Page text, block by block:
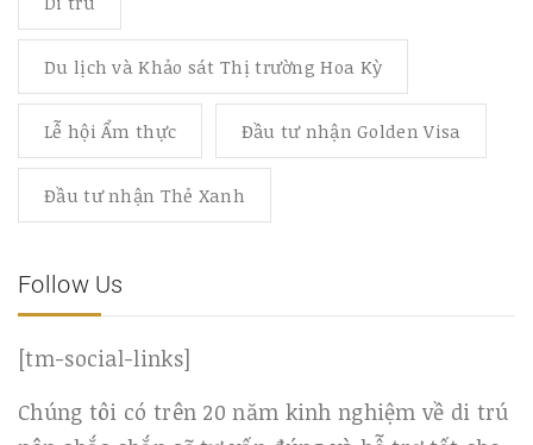
Du lịch và Khảo sát Thị trường Hoa Kỳ
Lễ hội Ẩm thực Đầu tư nhận Golden Visa
Đầu tư nhận Thẻ Xanh
Follow Us
[tm-social-links]
Chúng tôi có trên 20 năm kinh nghiệm về di trú